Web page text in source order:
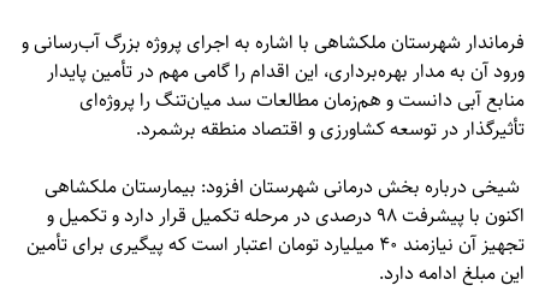
فرماندار شهرستان ملکشاهی با اشاره به اجرای پروژه بزرگ آب‌رسانی و
ورود آن به مدار بهره‌برداری، این اقدام را گامی مهم در تأمین پایدار
منابع آبی دانست و هم‌زمان مطالعات سد میان‌تنگ را پروژه‌ای
تأثیرگذار در توسعه کشاورزی و اقتصاد منطقه برشمرد.
شیخی درباره بخش درمانی شهرستان افزود: بیمارستان ملکشاهی
اکنون با پیشرفت ۹۸ درصدی در مرحله تکمیل قرار دارد و تکمیل و
تجهیز آن نیازمند ۴۰ میلیارد تومان اعتبار است که پیگیری برای تأمین
این مبلغ ادامه دارد.